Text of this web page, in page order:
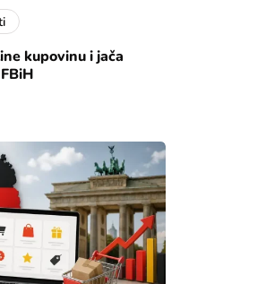
kupovinu i jača